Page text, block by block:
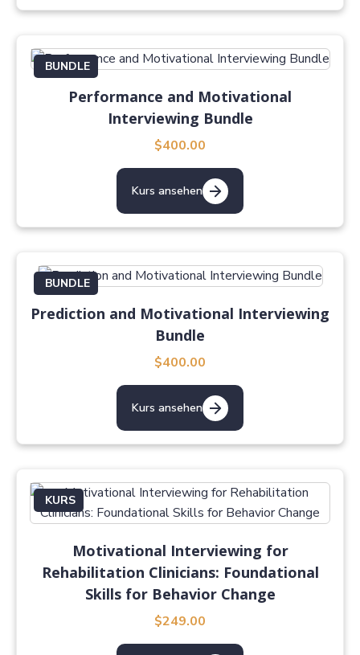
BUNDLE
Performance and Motivational
Interviewing Bundle
$400.00
Kurs ansehen
BUNDLE
Prediction and Motivational Interviewing
Bundle
$400.00
Kurs ansehen
KURS
Motivational Interviewing for
Rehabilitation Clinicians: Foundational
Skills for Behavior Change
$249.00